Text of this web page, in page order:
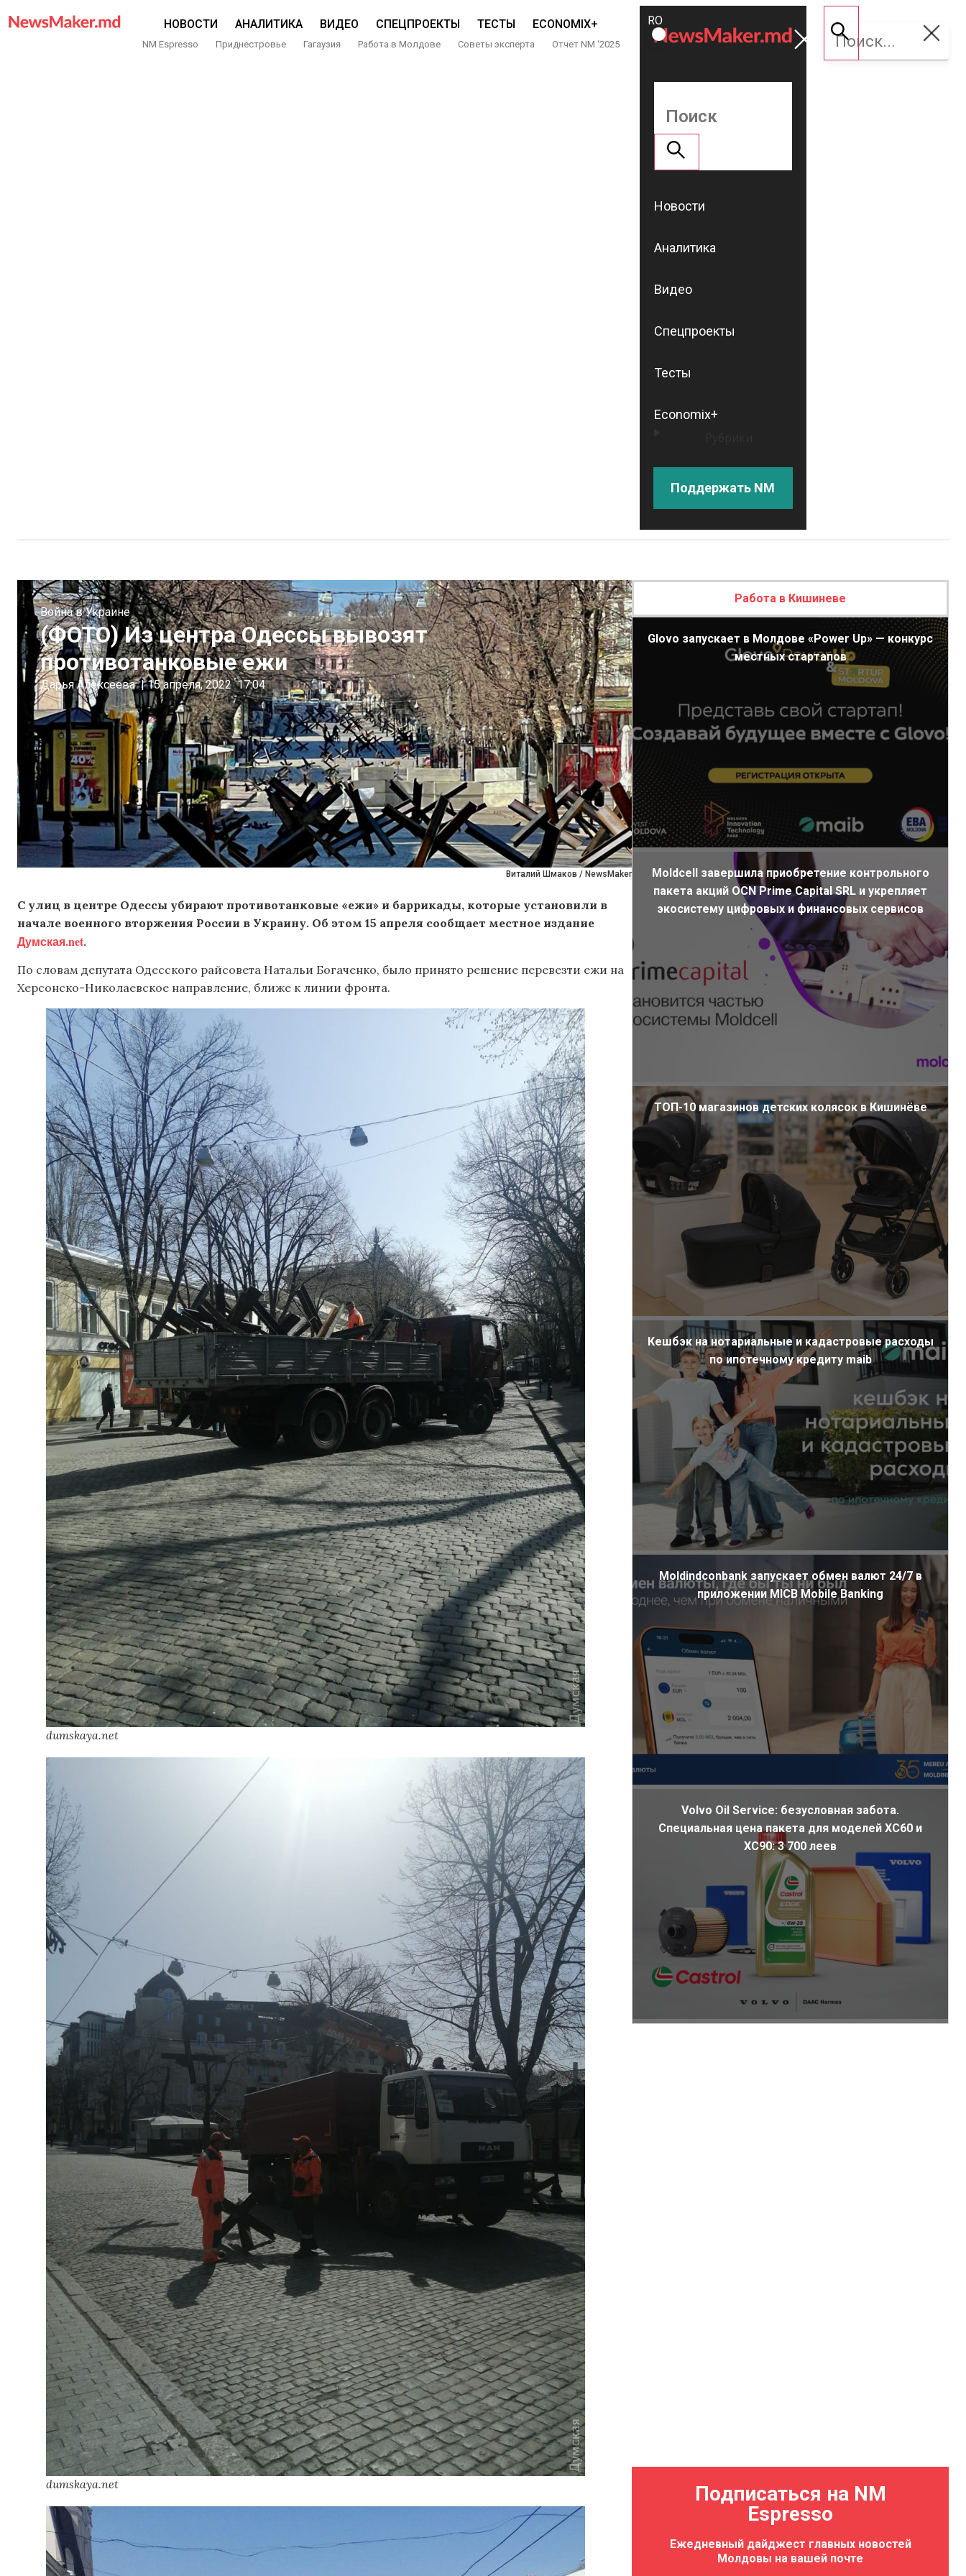
НОВОСТИ АНАЛИТИКА ВИДЕО СПЕЦПРОЕКТЫ ТЕСТЫ ECONOMIX+
NM Espresso Приднестровье Гагаузия Работа в Молдове Советы эксперта Отчет NM ‘2025
ROMÂNĂ
RU
Поддержать
NM
Новости
Аналитика
Видео
Спецпроекты
Тесты
Economix+
Поддержать NM
Виталий Шмаков / NewsMaker
Война в Украине
(ФОТО) Из центра Одессы вывозят
противотанковые ежи
Дарья Алексеева | 15 апреля, 2022 17:04
С улиц в центре Одессы убирают противотанковые «ежи» и баррикады, которые установили в
начале военного вторжения России в Украину. Об этом 15 апреля сообщает местное издание
Думская.net.
По словам депутата Одесского райсовета Натальи Богаченко, было принято решение перевезти ежи на
Херсонско-Николаевское направление, ближе к линии фронта.
dumskaya.net
dumskaya.net
Работа в Кишиневе
Glovo запускает в Молдове «Power Up» — конкурс
местных стартапов
Moldcell завершила приобретение контрольного
пакета акций OCN Prime Capital SRL и укрепляет
экосистему цифровых и финансовых сервисов
ТОП-10 магазинов детских колясок в Кишинёве
Кешбэк на нотариальные и кадастровые расходы
по ипотечному кредиту maib
Moldindconbank запускает обмен валют 24/7 в
приложении MICB Mobile Banking
Volvo Oil Service: безусловная забота.
Специальная цена пакета для моделей XC60 и
XC90: 3 700 леев
Подписаться на NM
Espresso
Ежедневный дайджест главных новостей
Молдовы на вашей почте